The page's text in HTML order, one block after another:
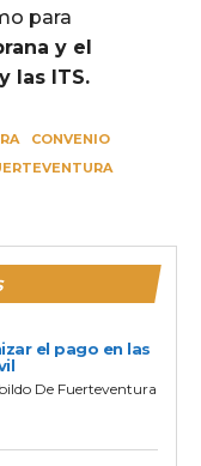
para
y el
las ITS.
CONVENIO
el pago en las
De Fuerteventura